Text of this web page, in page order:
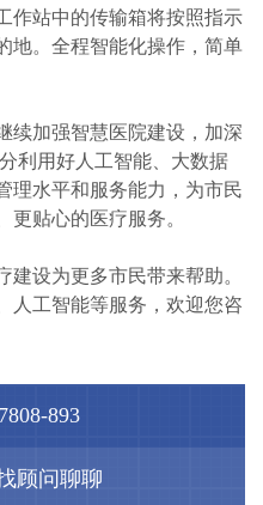
作站中的传输箱将按照指示
地。全程智能化操作，简单
加强智慧医院建设，加深
利用好人工智能、大数据
理水平和服务能力，为市民
贴心的医疗服务。
设为更多市民带来帮助。
人工智能等服务，欢迎您咨
893
顾问聊聊